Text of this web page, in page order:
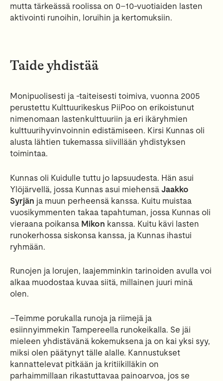
mutta tärkeässä roolissa on 0–10-vuotiaiden lasten
aktivointi runoihin, loruihin ja kertomuksiin.
Taide yhdistää
Monipuolisesti ja -taiteisesti toimiva, vuonna 2005
perustettu Kulttuurikeskus PiiPoo on erikoistunut
nimenomaan lastenkulttuuriin ja eri ikäryhmien
kulttuurihyvinvoinnin edistämiseen. Kirsi Kunnas oli
alusta lähtien tukemassa siivillään yhdistyksen
toimintaa.
Kunnas oli Kuidulle tuttu jo lapsuudesta. Hän asui
Ylöjärvellä, jossa Kunnas asui miehensä Jaakko
Syrjän ja muun perheensä kanssa. Kuitu muistaa
vuosikymmenten takaa tapahtuman, jossa Kunnas oli
vieraana poikansa Mikon kanssa. Kuitu kävi lasten
runokerhossa siskonsa kanssa, ja Kunnas ihastui
ryhmään.
Runojen ja lorujen, laajemminkin tarinoiden avulla voi
alkaa muodostaa kuvaa siitä, millainen juuri minä
olen.
–Teimme porukalla runoja ja riimejä ja
esiinnyimmekin Tampereella runokeikalla. Se jäi
mieleen yhdistävänä kokemuksena ja on kai yksi syy,
miksi olen päätynyt tälle alalle. Kannustukset
kannattelevat pitkään ja kritiikilläkin on
parhaimmillaan rikastuttavaa painoarvoa, jos se